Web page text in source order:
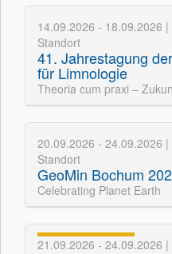
14.09.2026 - 18.09.2026
Standort
41. Jahrestagung
für Limnologie
Theoria cum praxi –
20.09.2026 - 24.09.2026
Standort
GeoMin Bochum
Celebrating Planet Earth
21.09.2026 - 24.09.2026